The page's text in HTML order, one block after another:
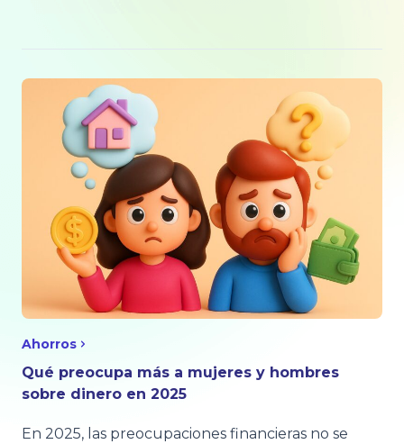
Ahorros
Qué preocupa más a mujeres y hombres
sobre dinero en 2025
En 2025, las preocupaciones financieras no se